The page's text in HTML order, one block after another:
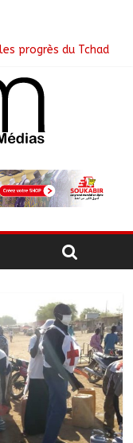
progrès du Tchad
opération de
renforcent leur
FCFA pour former